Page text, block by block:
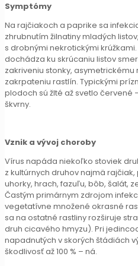
Symptómy
Na rajčiakoch a paprike sa
zhrubnutím žilnatiny mladých
s drobnými nekrotickými
dochádza ku skrúcaniu listov
zakriveniu stonky, asymetrickému
zakrpateniu rastlín. Typickými
plodoch sú žlté až svetlo červené
škvrny.
Vznik a vývoj choroby
Vírus napáda niekoľko stoviek
z kultúrnych druhov najmä rajčiak,
uhorky, hrach, fazuľu, bôb, šalát,
Častým primárnym zdrojom
vegetatívne množené okrasné
sa na ostatné rastliny rozširuje
druh cicavého hmyzu). Pri
napadnutých v skorých štádiách
škodlivosť až 100 % – ná.